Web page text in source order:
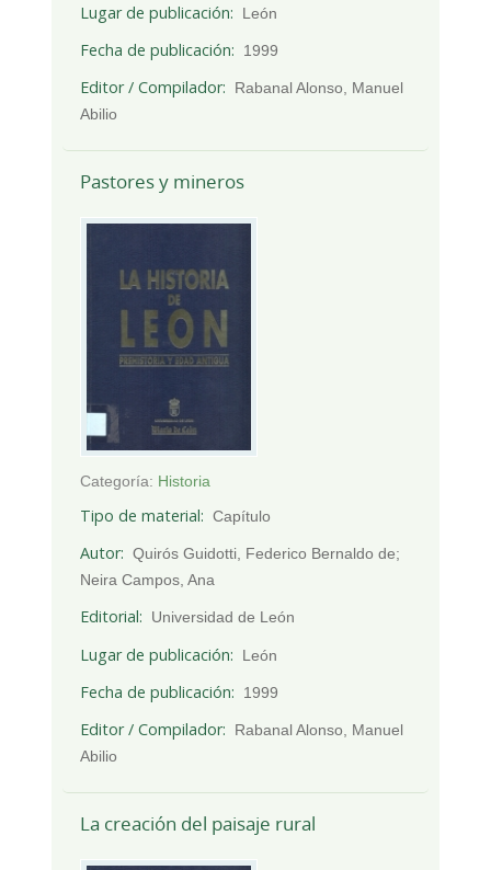
Lugar de publicación León
Fecha de publicación 1999
Editor / Compilador
Rabanal Alonso, Manuel
Abilio
Pastores y mineros
Categoría: Historia
Tipo de material Capítulo
Autor
Quirós Guidotti, Federico Bernaldo de;
Neira Campos, Ana
Editorial Universidad de León
Lugar de publicación León
Fecha de publicación 1999
Editor / Compilador
Rabanal Alonso, Manuel
Abilio
La creación del paisaje rural